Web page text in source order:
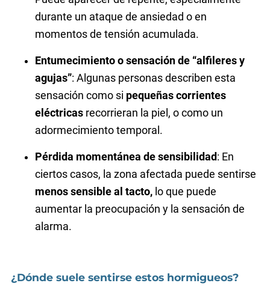
durante un ataque de ansiedad o en
momentos de tensión acumulada.
Entumecimiento o sensación de “alfileres y
agujas”: Algunas personas describen esta
sensación como si pequeñas corrientes
eléctricasrecorrieran la piel, o como un
adormecimiento temporal.
Pérdida momentánea de sensibilidad : En
ciertos casos, la zona afectada puede sentirse
menos sensible al tacto,lo que puede
aumentar la preocupación y la sensación de
alarma.
¿Dónde suele sentirse estos hormigueos?